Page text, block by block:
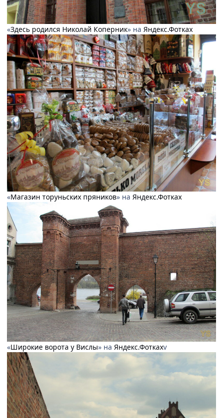
«Здесь родился Николай Коперник» на Яндекс.Фотках
«Магазин торуньских пряников» на Яндекс.Фотках
«Широкие ворота у Вислы» на Яндекс.Фоткахv